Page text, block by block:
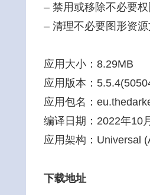
– 禁用或移除不必要
– 清理不必要图形资
应用大小：8.29MB
应用版本：
应用包名：
编译日期：2022年10
应用架构：Universal
下载地址